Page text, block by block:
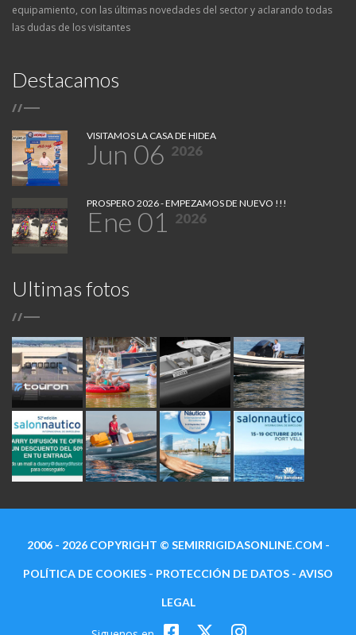
equipamiento, con las últimas novedades del sector y aclarando todas
las dudas de los visitantes
Destacamos
/ /
VISITAMOS LA CASA DE HIDEA
Jun 06 2026
PROSPERO 2026 - EMPEZAMOS DE NUEVO !!!
Ene 01 2026
Ultimas fotos
/ /
2006 - 2026 COPYRIGHT © SEMIRRIGIDASONLINE.COM -
POLÍTICA DE COOKIES - PROTECCIÓN DE DATOS - AVISO
LEGAL